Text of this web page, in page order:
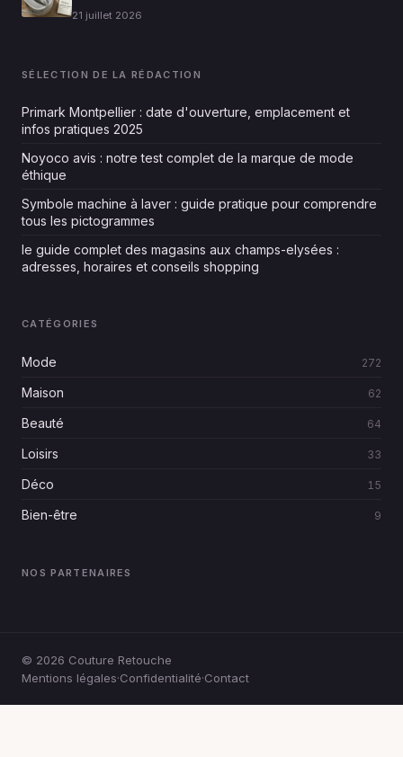
21 juillet 2026
SÉLECTION DE LA RÉDACTION
Primark Montpellier : date d'ouverture, emplacement et
infos pratiques 2025
Noyoco avis : notre test complet de la marque de mode
éthique
Symbole machine à laver : guide pratique pour comprendre
tous les pictogrammes
le guide complet des magasins aux champs-elysées :
adresses, horaires et conseils shopping
CATÉGORIES
Mode 272
Maison 62
Beauté 64
Loisirs 33
Déco 15
Bien-être 9
NOS PARTENAIRES
© 2026 Couture Retouche
Mentions légales·Confidentialité·Contact